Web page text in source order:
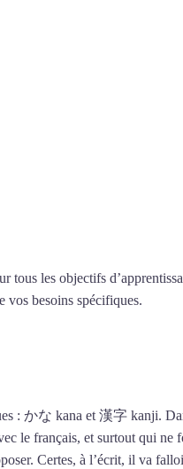
tous les objectifs
vos besoins spécifiques.
: かな kana et 漢字 kanji.
le français, et surtout qui
Certes, à l’écrit, il va